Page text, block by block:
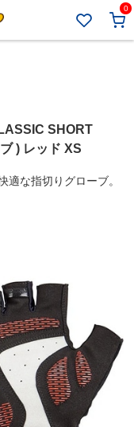
0
SHORT
) レッド XS
適な指切りグローブ。